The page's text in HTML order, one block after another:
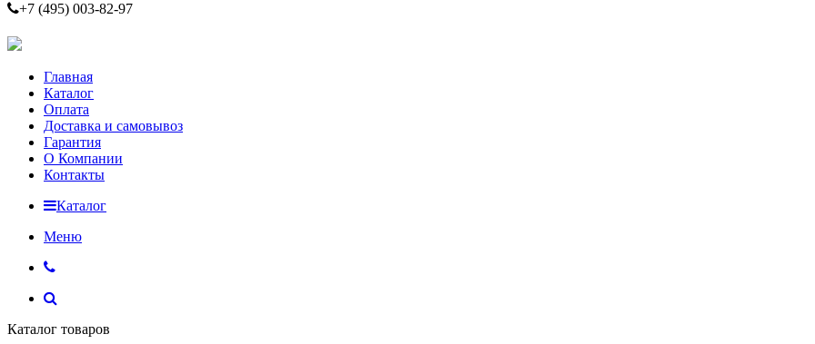
+7 (495) 003-82-97
Главная
Каталог
Оплата
Доставка и самовывоз
Гарантия
О Компании
Контакты
Каталог
Меню
Каталог товаров